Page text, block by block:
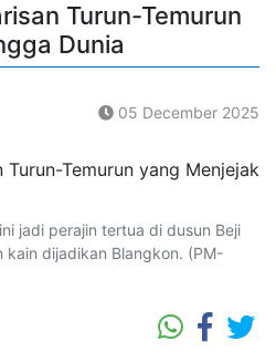
Turun-Temurun
Dunia
05 December 2025
jadi perajin tertua di dusun Beji
dijadikan Blangkon. (PM-